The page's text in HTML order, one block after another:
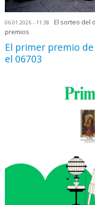
06.01.2026 - 11:38
El sorteo del
premios
El primer premio
el 06703